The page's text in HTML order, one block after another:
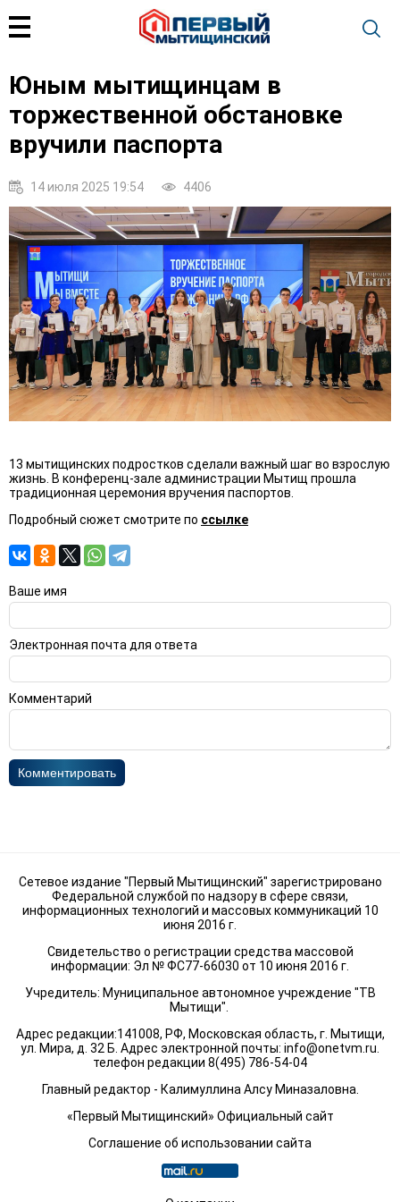
Юным мытищинцам в
торжественной обстановке
вручили паспорта
14 июля 2025 19:54 4406
13 мытищинских подростков сделали важный шаг во взрослую
жизнь. В конференц-зале администрации Мытищ прошла
традиционная церемония вручения паспортов.
Подробный сюжет смотрите по ссылке
Ваше имя
Электронная почта для ответа
Комментарий
Комментировать
Сетевое издание "Первый Мытищинский" зарегистрировано
Федеральной службой по надзору в сфере связи,
информационных технологий и массовых коммуникаций 10
июня 2016 г.
Свидетельство о регистрации средства массовой
информации: Эл № ФС77-66030 от 10 июня 2016 г.
Учредитель: Муниципальное автономное учреждение "ТВ
Мытищи".
Адрес редакции:141008, РФ, Московская область, г. Мытищи,
ул. Мира, д. 32 Б. Адрес электронной почты: info@onetvm.ru.
телефон редакции 8(495) 786-54-04
Главный редактор - Калимуллина Алсу Миназаловна.
«Первый Мытищинский» Официальный сайт
Соглашение об использовании сайта